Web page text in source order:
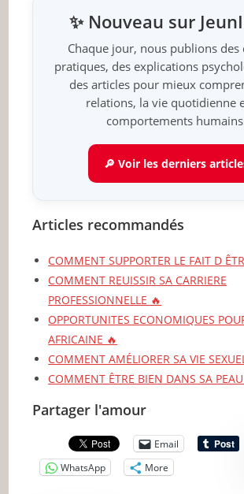
✨ Nouveau sur
Chaque jour, nous publions des
pratiques, des explications
des articles pour mieux
relations, la vie quotidienne
comportements
🔎 Voir les derniers
Articles recommandés
COMMENT SUPPORTER LE FAIT D
COMMENT REUISSIR SA CARRIERE
PROFESSIONNELLE 🔥
OPPORTUNITES ECONOMIQUES
AFRICAINE 🔥
COMMENT AMÉLIORER SA VIE
COMMENT ÊTRE BIEN DANS SA
Partager l'amour
Email
WhatsApp
More